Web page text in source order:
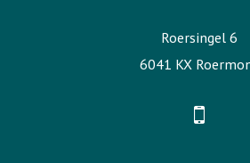
Roersingel 6
6041 KX